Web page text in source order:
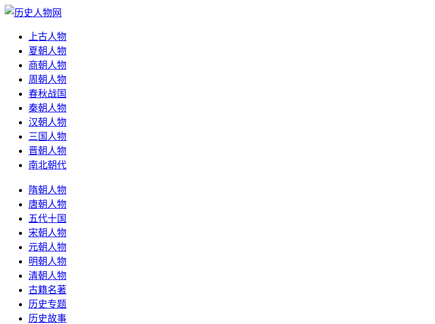
上古人物
夏朝人物
商朝人物
周朝人物
春秋战国
秦朝人物
汉朝人物
三国人物
晋朝人物
南北朝代
隋朝人物
唐朝人物
五代十国
宋朝人物
元朝人物
明朝人物
清朝人物
古籍名著
历史专题
历史故事